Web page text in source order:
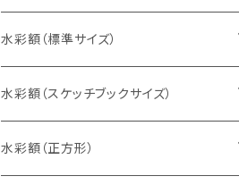
水彩額（標準サイズ）
インチ判（203×254ミリ）
八切判（242×303ミリ）
水彩額（スケッチブックサイズ）
スケッチ4Ｆ（352×443ミリ）
水彩額（正方形）